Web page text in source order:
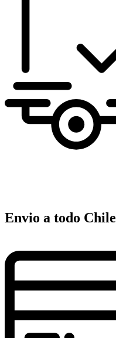
Envio a todo Chile